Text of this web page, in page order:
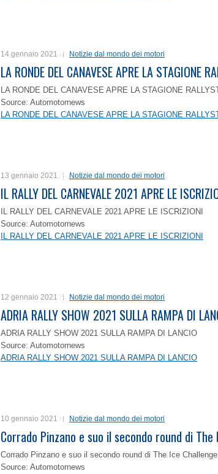
14 gennaio 2021 Notizie dal mondo dei motori
LA RONDE DEL CANAVESE APRE LA STAGIONE
LA RONDE DEL CANAVESE APRE LA STAGIONE
Source: Automotornews
LA RONDE DEL CANAVESE APRE LA STAGIONE
13 gennaio 2021 Notizie dal mondo dei motori
IL RALLY DEL CARNEVALE 2021 APRE LE
IL RALLY DEL CARNEVALE 2021 APRE LE ISCRIZIONI
Source: Automotornews
IL RALLY DEL CARNEVALE 2021 APRE LE ISCRIZIONI
12 gennaio 2021 Notizie dal mondo dei motori
ADRIA RALLY SHOW 2021 SULLA RAMPA DI
ADRIA RALLY SHOW 2021 SULLA RAMPA DI LANCIO
Source: Automotornews
ADRIA RALLY SHOW 2021 SULLA RAMPA DI LANCIO
10 gennaio 2021 Notizie dal mondo dei motori
Corrado Pinzano e suo il secondo round di
Corrado Pinzano e suo il secondo round di The Ice
Source: Automotornews